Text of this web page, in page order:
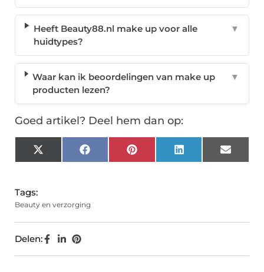
Heeft Beauty88.nl make up voor alle
huidtypes?
▼
Waar kan ik beoordelingen van make up
producten lezen?
▼
Goed artikel? Deel hem dan op:
X
(Twitter)
FacebookPinterest LinkedIn Email
Tags:
Beauty en verzorging
Delen: